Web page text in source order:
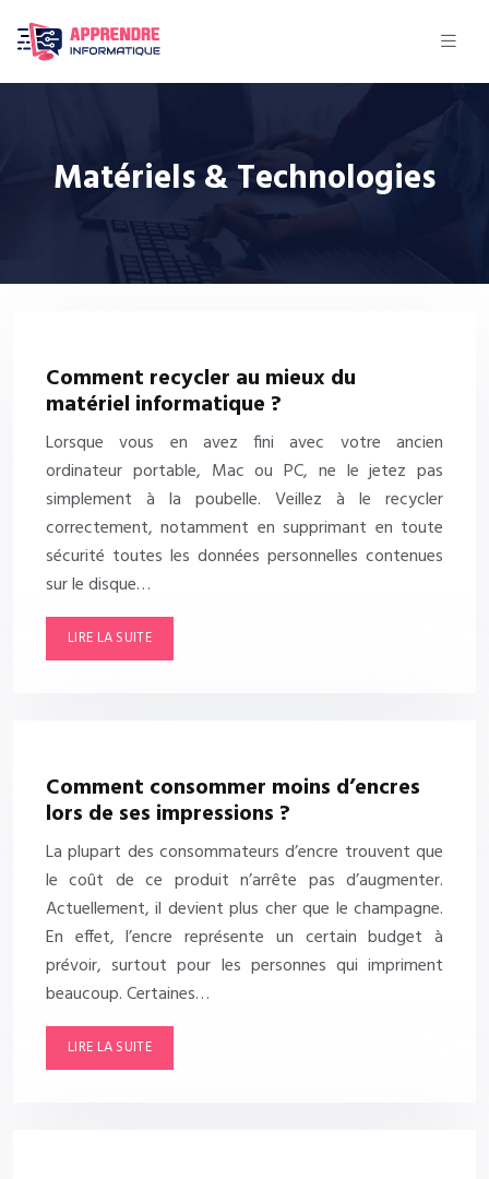
Matériels & Technologies
Comment recycler au mieux du
matériel informatique ?
Lorsque vous en avez fini avec votre ancien
ordinateur portable, Mac ou PC, ne le jetez pas
simplement à la poubelle. Veillez à le recycler
correctement, notamment en supprimant en toute
sécurité toutes les données personnelles contenues
sur le disque…
LIRE LA SUITE
Comment consommer moins d’encres
lors de ses impressions ?
La plupart des consommateurs d’encre trouvent que
le coût de ce produit n’arrête pas d’augmenter.
Actuellement, il devient plus cher que le champagne.
En effet, l’encre représente un certain budget à
prévoir, surtout pour les personnes qui impriment
beaucoup. Certaines…
LIRE LA SUITE